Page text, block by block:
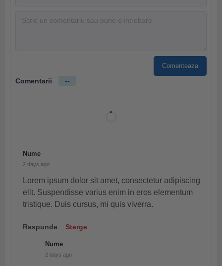
Comenteaza
Comentarii --
Nume
2 days ago
Lorem ipsum dolor sit amet, consectetur adipiscing
elit. Suspendisse varius enim in eros elementum
tristique. Duis cursus, mi quis viverra.
Raspunde Sterge
Nume
2 days ago